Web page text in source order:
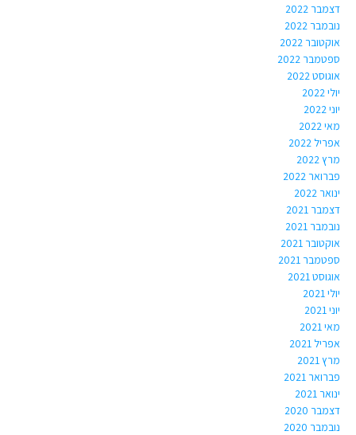
דצמבר 2022
נובמבר 2022
אוקטובר 2022
ספטמבר 2022
אוגוסט 2022
יולי 2022
יוני 2022
מאי 2022
אפריל 2022
מרץ 2022
פברואר 2022
ינואר 2022
דצמבר 2021
נובמבר 2021
אוקטובר 2021
ספטמבר 2021
אוגוסט 2021
יולי 2021
יוני 2021
מאי 2021
אפריל 2021
מרץ 2021
פברואר 2021
ינואר 2021
דצמבר 2020
נובמבר 2020